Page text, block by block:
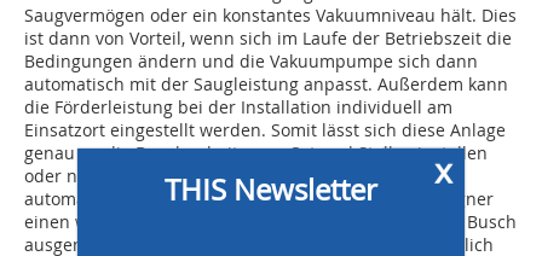
Saugvermögen oder ein konstantes Vakuumniveau hält. Dies
ist dann von Vorteil, wenn sich im Laufe der Betriebszeit die
Bedingungen ändern und die Vakuumpumpe sich dann
automatisch mit der Saugleistung anpasst. Außerdem kann
die Förderleistung bei der Installation individuell am
Einsatzort eingestellt werden. Somit lässt sich diese Anlage
genau an die Begebenheiten an Ort und Stelle einstellen
oder nachjustieren beziehungsweise macht dies
automatisch. Bei den ersten Feldtest hat Gerhard Wagner
einen weiteren Vorteil der Klauen-Vakuumtechnik von Busch
ausgemacht: Die Mink Vakuumpumpe arbeitet wesentlich
x
THIS Newsletter